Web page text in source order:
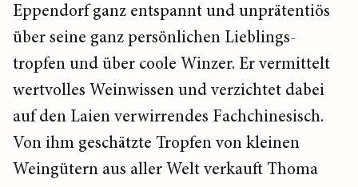
Eppendorf ganz entspannt und unprätentiös
über seine ganz persönlichen Lieblings-
tropfen und über coole Winzer. Er vermittelt
wertvolles Weinwissen und verzichtet dabei
auf den Laien verwirrendes Fachchinesisch.
Von ihm geschätzte Tropfen von kleinen
Weingütern aus aller Welt verkauft Thoma